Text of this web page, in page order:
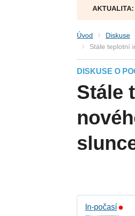
AKTUALITA:
Úvod Diskuse
Stále teplotní
DISKUSE O
Stále
In-počasí